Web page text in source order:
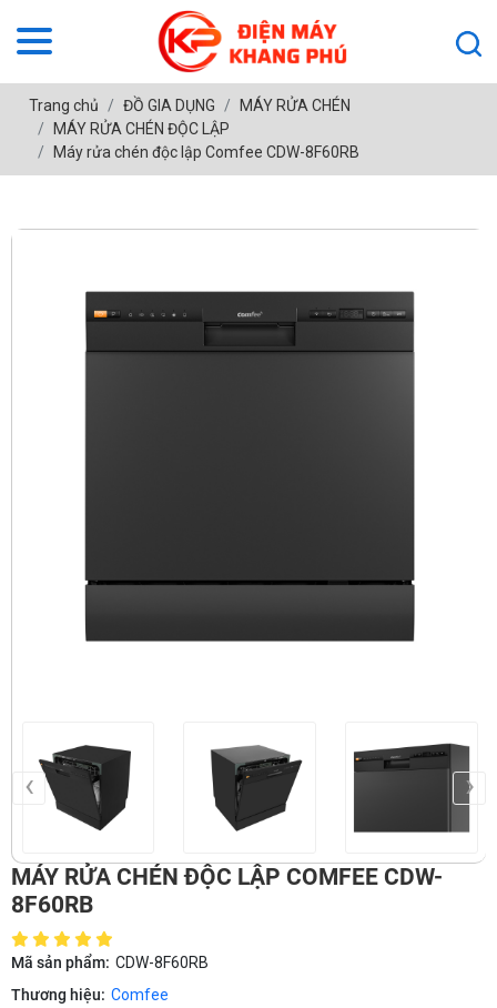
Trang chủ ĐỒ GIA DỤNG
MÁY RỬA CHÉN
MÁY RỬA CHÉN ĐỘC LẬP
Máy rửa chén độc lập Comfee CDW-8F60RB
‹ ›
MÁY RỬA CHÉN ĐỘC LẬP COMFEE CDW-
8F60RB
Mã sản phẩm: CDW-8F60RB
Thương hiệu: Comfee